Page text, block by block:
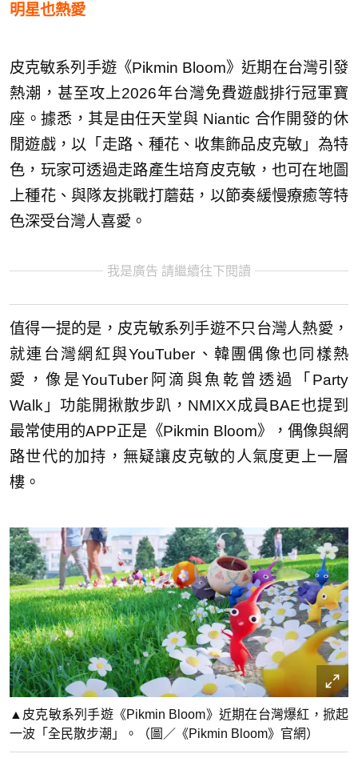
明星也熱愛
皮克敏系列手遊《Pikmin Bloom》近期在台灣引發
熱潮，甚至攻上2026年台灣免費遊戲排行冠軍寶
座。據悉，其是由任天堂與 Niantic 合作開發的休
閒遊戲，以「走路、種花、收集飾品皮克敏」為特
色，玩家可透過走路產生培育皮克敏，也可在地圖
上種花、與隊友挑戰打蘑菇，以節奏緩慢療癒等特
色深受台灣人喜愛。
我是廣告 請繼續往下閱讀
值得一提的是，皮克敏系列手遊不只台灣人熱愛，
就連台灣網紅與YouTuber、韓團偶像也同樣熱
愛，像是YouTuber阿滴與魚乾曾透過「Party
Walk」功能開揪散步趴，NMIXX成員BAE也提到
最常使用的APP正是《Pikmin Bloom》，偶像與網
路世代的加持，無疑讓皮克敏的人氣度更上一層
樓。
▲皮克敏系列手遊《Pikmin Bloom》近期在台灣爆紅，掀起
一波「全民散步潮」。（圖／《Pikmin Bloom》官網）